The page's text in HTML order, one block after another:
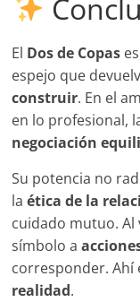
El Dos de Copas
espejo que
construir. En el
en lo profesional,
negociación
Su potencia no
laética de la
cuidado mutuo.
símbolo a
corresponder. Ahí
realidad.